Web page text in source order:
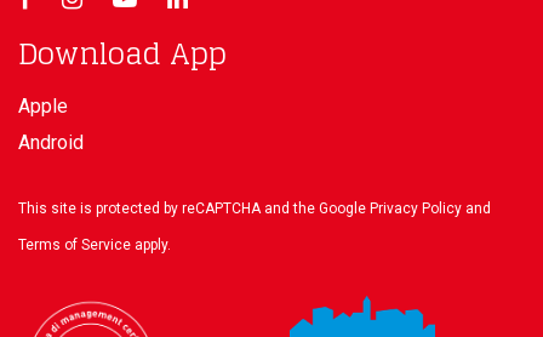
Download App
Apple
Android
This site is protected by reCAPTCHA and the Google Privacy Policy and
Terms of Service apply.